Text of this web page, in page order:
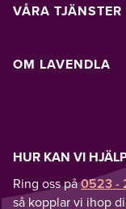
VÅRA TJÄNSTER
OM LAVENDLA
HUR KAN VI
Ring oss på0523 -
så kopplar vi ihop